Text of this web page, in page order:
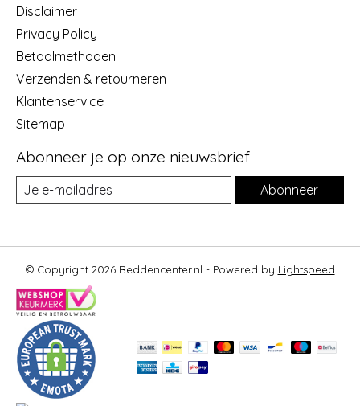
Disclaimer
Privacy Policy
Betaalmethoden
Verzenden & retourneren
Klantenservice
Sitemap
Abonneer je op onze nieuwsbrief
Abonneer
© Copyright 2026 Beddencenter.nl - Powered by Lightspeed